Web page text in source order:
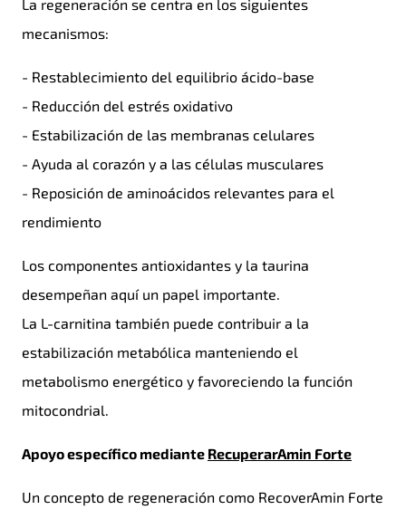
La regeneración se centra en los siguientes
mecanismos:
- Restablecimiento del equilibrio ácido-base
- Reducción del estrés oxidativo
- Estabilización de las membranas celulares
- Ayuda al corazón y a las células musculares
- Reposición de aminoácidos relevantes para el
rendimiento
Los componentes antioxidantes y la taurina
desempeñan aquí un papel importante.
La L-carnitina también puede contribuir a la
estabilización metabólica manteniendo el
metabolismo energético y favoreciendo la función
mitocondrial.
Apoyo específico mediante RecuperarAmin Forte
Un concepto de regeneración como RecoverAmin Forte